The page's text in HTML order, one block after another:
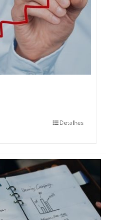
Detalhes